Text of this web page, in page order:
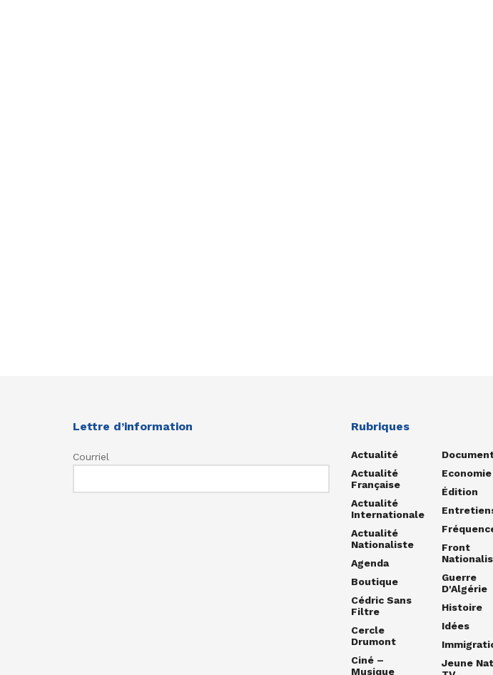
Lettre d’information
Courriel
Rubriques
Actualité
Actualité
Française
Actualité
Internationale
Actualité
Nationaliste
Agenda
Boutique
Cédric Sans
Filtre
Cercle
Drumont
Ciné –
Musique
Economie
Édition
Front
Guerre
D'Algérie
Histoire
Idées
Jeune